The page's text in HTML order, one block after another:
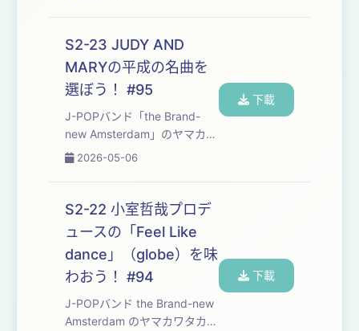
ねて、楽しくおしゃべりしな
がら平成30年間の名曲たちを
味わっていくPodcast番組で
す。 ・今回味わった楽曲は⁠⁠⁠⁠⁠⁠⁠⁠⁠⁠...
S2-23 JUDY AND
MARYの平成の名曲を
選ぼう！ #95
J-POPバンド「⁠⁠⁠⁠⁠⁠⁠⁠⁠⁠⁠⁠⁠⁠⁠⁠⁠⁠⁠⁠⁠⁠⁠⁠⁠⁠⁠⁠⁠⁠⁠⁠⁠⁠the Brand-
new Amsterdam⁠⁠⁠⁠⁠⁠⁠⁠⁠⁠⁠⁠⁠⁠⁠⁠⁠⁠⁠⁠⁠⁠⁠⁠⁠⁠⁠⁠⁠⁠⁠⁠⁠⁠」のヤマカワ
タカヒロとフジモトヨウヘイ
強も兼ねて、楽しくおしゃべ
りしながら平成を彩った名曲
たちを味わっていくPodcast
番組です。 番組のご感想は下
のお便りフォームから、...
2026-05-06
下載
S2-22 小室哲哉プロデ
ュースの「Feel Like
dance」（globe）を味
わおう！ #94
J-POPバンド ⁠⁠⁠⁠⁠⁠⁠⁠⁠⁠⁠⁠⁠⁠⁠⁠⁠⁠⁠⁠⁠⁠⁠⁠⁠⁠⁠⁠⁠⁠⁠⁠the Brand-new
Amsterdam⁠⁠⁠⁠⁠⁠⁠⁠⁠⁠⁠⁠⁠⁠⁠⁠⁠⁠⁠⁠⁠⁠⁠⁠⁠⁠⁠⁠⁠⁠⁠⁠ のヤマカワタカヒ
下載